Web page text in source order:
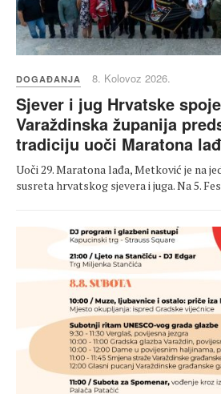
DOGAĐANJA 8. Kolovoz 2026.
Sjever i jug Hrvatske
Varaždinska županija
tradiciju uoči Maratona
Uoči 29. Maratona lađa, Metković je na
susreta hrvatskog sjevera i juga. Na 5.